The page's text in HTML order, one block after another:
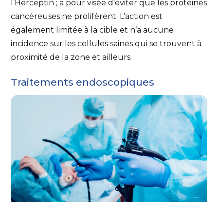
l’Herceptin ; a pour visée d’éviter que les protéines
cancéreuses ne prolifèrent. L’action est
également limitée à la cible et n’a aucune
incidence sur les cellules saines qui se trouvent à
proximité de la zone et ailleurs.
Traitements endoscopiques